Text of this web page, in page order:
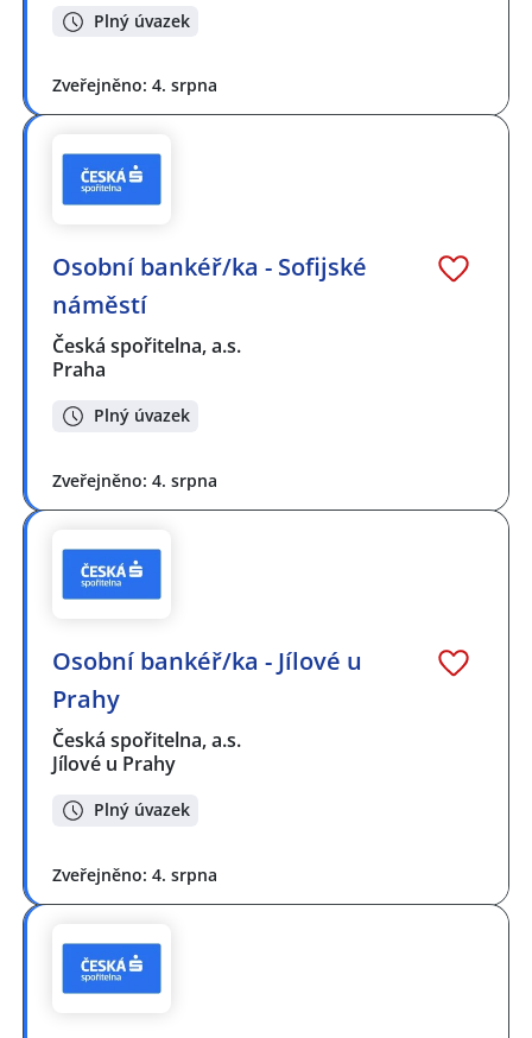
Plný úvazek
Zveřejněno: 4. srpna
Osobní bankéř/ka - Sofijské
náměstí
Česká spořitelna, a.s.
Praha
Plný úvazek
Zveřejněno: 4. srpna
Osobní bankéř/ka - Jílové u
Prahy
Česká spořitelna, a.s.
Jílové u Prahy
Plný úvazek
Zveřejněno: 4. srpna